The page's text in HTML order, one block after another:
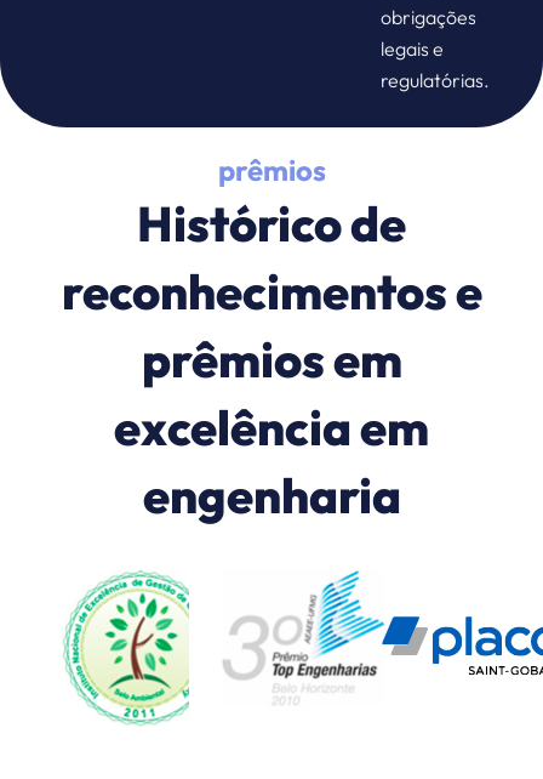
obrigações
legais e
regulatórias.
prêmios
Histórico de
reconhecimentos e
prêmios em
excelência em
engenharia